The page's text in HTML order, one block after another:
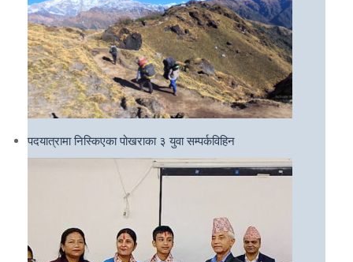
पदयात्रामा निस्किएका पोखराका ३ युवा सम्पर्कविहिन